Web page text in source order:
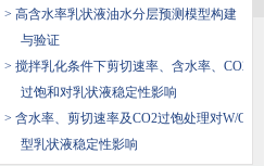
> 高含水率乳状液油水分层预测模型构建
与验证
> 搅拌乳化条件下剪切速率、含水率、CO2
过饱和对乳状液稳定性影响
> 含水率、剪切速率及CO2过饱处理对W/O
型乳状液稳定性影响